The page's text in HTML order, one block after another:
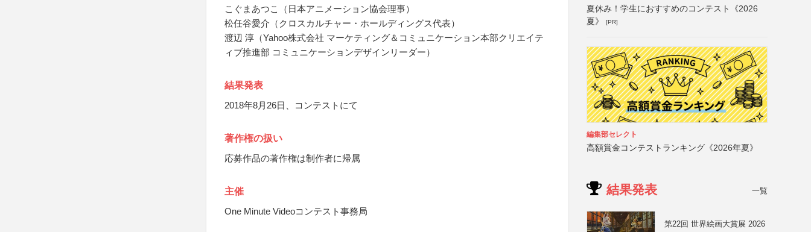
こぐまあつこ（日本アニメーション協会理事）
松任谷愛介（クロスカルチャー・ホールディングス代表）
渡辺 淳（Yahoo株式会社 マーケティング＆コミュニケーション本部クリエイテ
ィブ推進部 コミュニケーションデザインリーダー）
結果発表
2018年8月26日、コンテストにて
著作権の扱い
応募作品の著作権は制作者に帰属
主催
One Minute Videoコンテスト事務局
夏休み！学生におすすめのコンテスト《2026
夏》
[PR]
編集部セレクト
高額賞金コンテストランキング《2026年夏》
結果発表 一覧
第22回 世界絵画大賞展 2026